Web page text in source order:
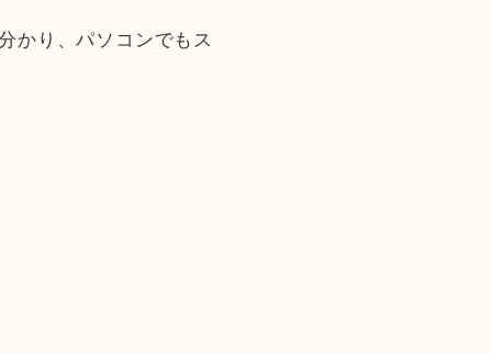
かり、パソコンでもス